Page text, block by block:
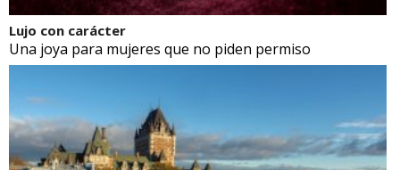
Lujo con carácter
Una joya para mujeres que no piden permiso